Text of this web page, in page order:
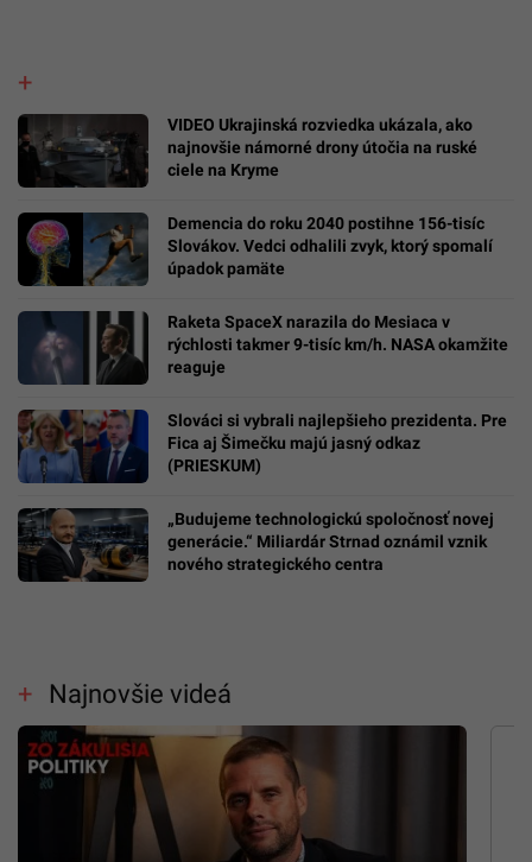
VIDEO Ukrajinská rozviedka ukázala, ako
najnovšie námorné drony útočia na ruské
ciele na Kryme
Demencia do roku 2040 postihne 156-tisíc
Slovákov. Vedci odhalili zvyk, ktorý spomalí
úpadok pamäte
Raketa SpaceX narazila do Mesiaca v
rýchlosti takmer 9-tisíc km/h. NASA okamžite
reaguje
Slováci si vybrali najlepšieho prezidenta. Pre
Fica aj Šimečku majú jasný odkaz
(PRIESKUM)
„Budujeme technologickú spoločnosť novej
generácie.“ Miliardár Strnad oznámil vznik
nového strategického centra
Najnovšie videá